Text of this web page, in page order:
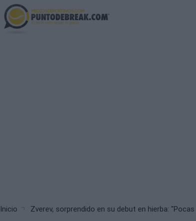
Skip
to
main
Inicio Zverev, sorprendido en su debut en hierba: